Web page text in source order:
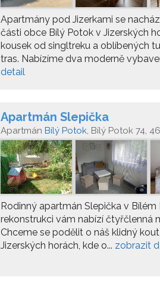
Apartmány pod Jizerkami se
části obce Bílý Potok v Jizerských
kousek od singltreku a oblíbených
tras. Nabízíme dva moderně
detail
Apartmán Slepička
Apartmán Bílý Potok, Bílý Potok 74,
Rodinný apartmán Slepička v
rekonstrukci vám nabízí čtyřčlenná
Chceme se podělit o náš klidný
Jizerských horách, kde o... zobrazit